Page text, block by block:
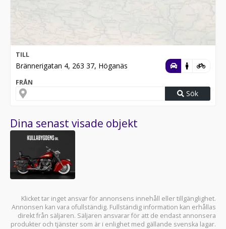
TILL
Brännerigatan 4, 263 37, Höganäs
FRÅN
Sök
Dina senast visade objekt
Klicket tar inget ansvar för annonsens innehåll eller tillgänglighet.
Annonsen kan vara ofullständig. Fullständig information kan erhållas
direkt från säljaren. Säljaren ansvarar för att de endast annonsera
produkter och tjänster som är i enlighet med gällande svenska lagar.